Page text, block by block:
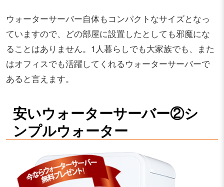
ウォーターサーバー自体もコンパクトなサイズとなっ
ていますので、どの部屋に設置したとしても邪魔にな
ることはありません。1人暮らしでも大家族でも、また
はオフィスでも活躍してくれるウォーターサーバーで
あると言えます。
安いウォーターサーバー②シ
ンプルウォーター